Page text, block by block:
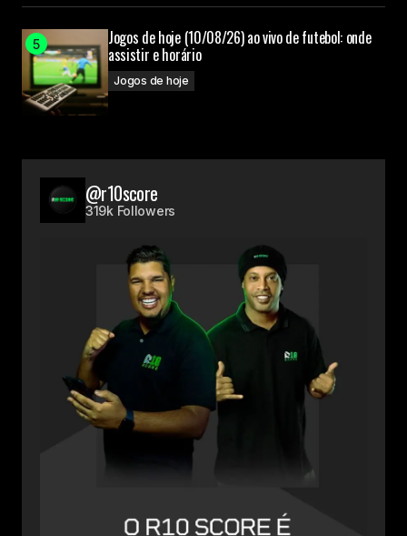
Jogos de hoje (10/08/26) ao vivo de futebol: onde
assistir e horário
Jogos de hoje
@r10score
319k Followers